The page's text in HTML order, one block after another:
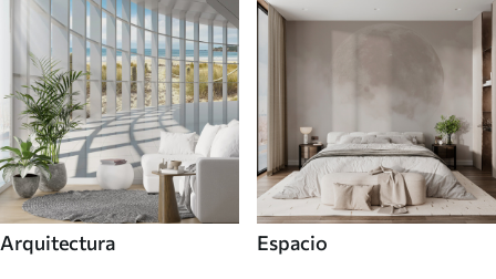
Arquitectura Espacio